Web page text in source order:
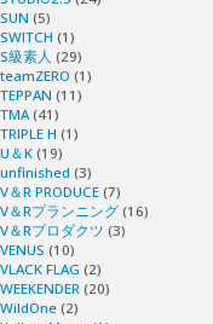
SUN (5)
SWITCH (1)
S級素人 (29)
teamZERO (1)
TEPPAN (11)
TMA(41)
TRIPLE H (1)
U＆K (19)
unfinished (3)
V＆R PRODUCE (7)
V＆Rプランニング (16)
V＆Rプロダクツ (3)
VENUS (10)
VLACK FLAG (2)
WEEKENDER (20)
WildOne (2)